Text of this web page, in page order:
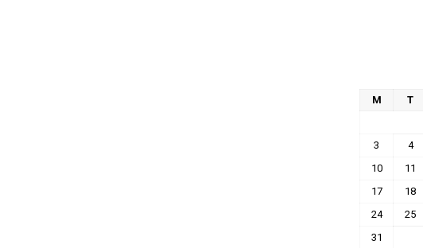
M T
3
4
10
11
17
18
24
25
31